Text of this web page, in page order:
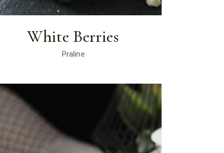
White Berries
Praline